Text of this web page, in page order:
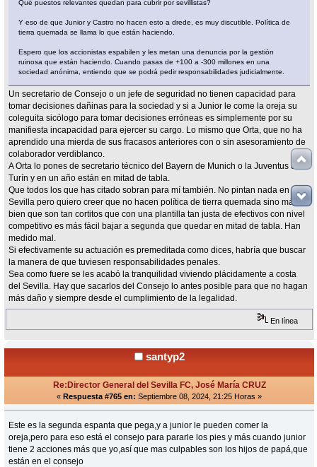
Qué puestos relevantes quedan para cubrir por sevillistas?
Y eso de que Junior y Castro no hacen esto a drede, es muy discutible. Política de
tierra quemada se llama lo que están haciendo.
Espero que los accionistas espabilen y les metan una denuncia por la gestión
ruinosa que están haciendo. Cuando pasas de +100 a -300 millones en una
sociedad anónima, entiendo que se podrá pedir responsabilidades judicialmente.
Un secretario de Consejo o un jefe de seguridad no tienen capacidad para
tomar decisiones dañinas para la sociedad y si a Junior le come la oreja su
coleguita sicólogo para tomar decisiones erróneas es simplemente por su
manifiesta incapacidad para ejercer su cargo. Lo mismo que Orta, que no ha
aprendido una mierda de sus fracasos anteriores con o sin asesoramiento de
colaborador verdiblanco.
A Orta lo pones de secretario técnico del Bayern de Munich o la Juventus de
Turín y en un año están en mitad de tabla.
Que todos los que has citado sobran para mí también. No pintan nada en el
Sevilla pero quiero creer que no hacen política de tierra quemada sino más
bien que son tan cortitos que con una plantilla tan justa de efectivos con nivel
competitivo es más fácil bajar a segunda que quedar en mitad de tabla. Han
medido mal.
Si efectivamente su actuación es premeditada como dices, habría que buscar
la manera de que tuviesen responsabilidades penales.
Sea como fuere se les acabó la tranquilidad viviendo plácidamente a costa
del Sevilla. Hay que sacarlos del Consejo lo antes posible para que no hagan
más daño y siempre desde el cumplimiento de la legalidad.
En línea
santyp2
Re:Director General del Sevilla FC, José María CRUZ
« Respuesta #765 en: Septiembre 08, 2024, 21:25 Horas »
Este es la segunda espanta que pega,y a junior le pueden comer la
oreja,pero para eso está el consejo para pararle los pies y más cuando junior
tiene 2 acciones más que yo,así que mas culpables son los hijos de papá,que
están en el consejo